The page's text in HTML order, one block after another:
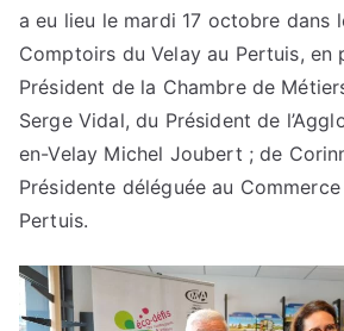
a eu lieu le mardi 17 octobre dans
Comptoirs du Velay au Pertuis, en
Président de la Chambre de
Serge Vidal, du Président de
en-Velay Michel Joubert ; de
Présidente déléguée au
Pertuis.